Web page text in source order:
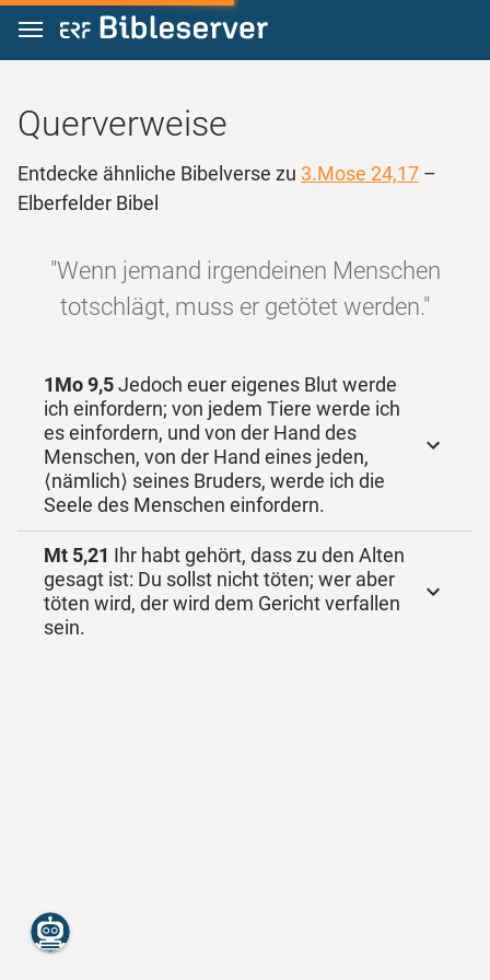
Zum Inhalt springen
Querverweise
Entdecke ähnliche Bibelverse zu 3.Mose 24,17 –
Elberfelder Bibel
"Wenn jemand irgendeinen Menschen
totschlägt, muss er getötet werden."
1Mo 9,5Jedoch euer eigenes Blut werde
ich einfordern; von jedem Tiere werde ich
es einfordern, und von der Hand des
Menschen, von der Hand eines jeden,
⟨nämlich⟩ seines Bruders, werde ich die
Seele des Menschen einfordern.
Mt 5,21 Ihr habt gehört, dass zu den Alten
gesagt ist: Du sollst nicht töten; wer aber
töten wird, der wird dem Gericht verfallen
sein.